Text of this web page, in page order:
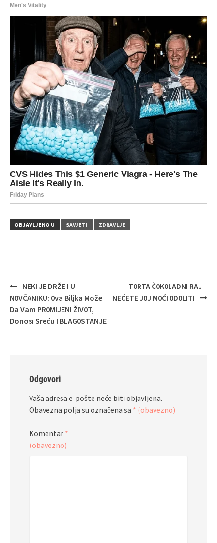
OBJAVLJENO U SAVJETI ZDRAVLJE
Navigacija
objava
NEKI JE DRŽE I U
N0VČANIKU: 0va Biljka Može
Da Vam PR0MIJENI ŽIV0T,
Donosi Sreću I BLAG0STANJE
T0RTA Č0K0LADNI RAJ –
NEĆETE J0J M0ĆI 0D0LITI
Odgovori
Vaša adresa e-pošte neće biti objavljena.
Obavezna polja su označena sa * (obavezno)
Komentar *
(obavezno)